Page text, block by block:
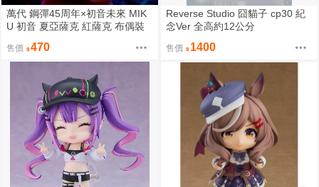
萬代 鋼彈45周年×初音未來 MIK
U 初音 夏亞薩克 紅薩克 布偶裝
售價 470
Reverse Studio 囧貓子 cp30 紀
念Ver 全高約12公分
售價 1400